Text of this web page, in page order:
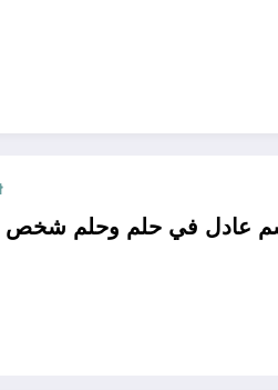
عادل في حلم وحلم شخص